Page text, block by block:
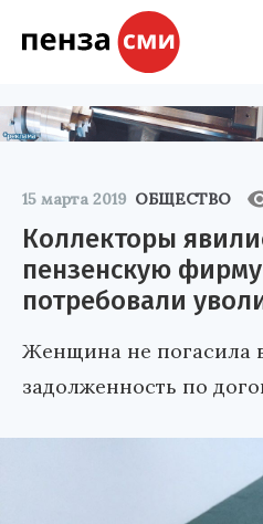
15 марта 2019 ОБЩЕСТВО
Коллекторы
пензенскую
потребовали
Женщина не погасила
задолженность по